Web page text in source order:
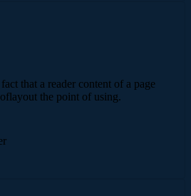
that a reader content of a page
the point of using.